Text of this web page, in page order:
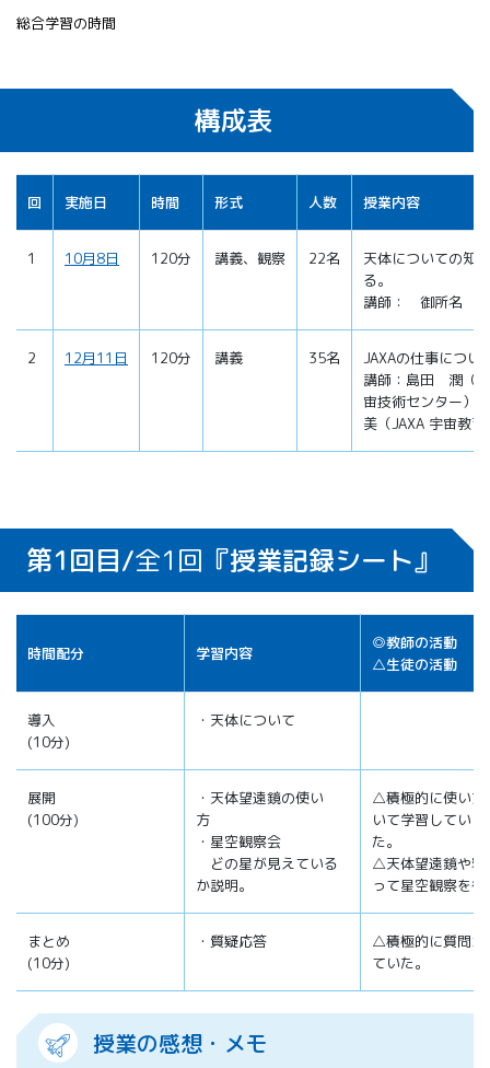
総合学習の時間
構成表
回 実施日 時間 形式 人数 授業内容
1 10月8日 120分 講義、観察 22名
天体についての知
る。
講師： 御所名
2 12月11日 120分 講義 35名
JAXAの仕事につい
講師：島田 潤（
宙技術センター）
美（JAXA 宇宙教
第1回目/全1回 『授業記録シート』
時間配分 学習内容
◎教師の活動
△生徒の活動
導入
(10分)
・天体について
展開
(100分)
・天体望遠鏡の使い
方
・星空観察会
どの星が見えている
か説明。
△積極的に使い方
いて学習してい
た。
△天体望遠鏡や寝
って星空観察を行
まとめ
(10分)
・質疑応答
△積極的に質問が
ていた。
授業の感想・メモ